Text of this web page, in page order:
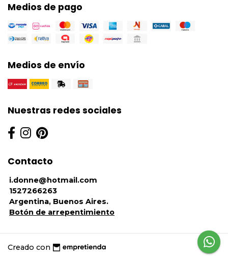
Medios de pago
Medios de envío
Nuestras redes sociales
Contacto
i.donne@hotmail.com
1527266263
Argentina, Buenos Aires.
Botón de arrepentimiento
Creado con